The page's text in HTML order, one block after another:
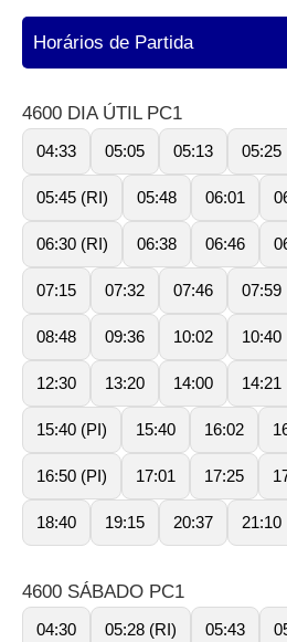
Horários de Partida
4600 DIA ÚTIL PC1
04:33 05:05 05:13 05:25
05:45 (RI) 05:48 06:01
06:30 (RI) 06:38 06:46
07:15 07:32 07:46 07:59
08:48 09:36 10:02 10:40
12:30 13:20 14:00 14:21
15:40 (PI) 15:40 16:02
16:50 (PI) 17:01 17:25
18:40 19:15 20:37 21:10
4600 SÁBADO PC1
04:30 05:28 (RI) 05:43